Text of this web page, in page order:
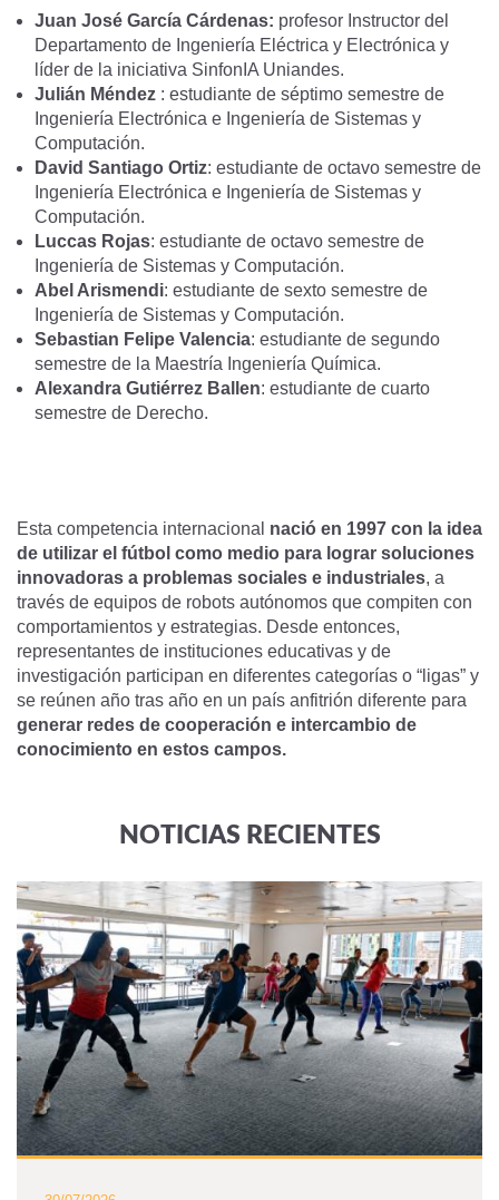
Juan José García Cárdenas: profesor Instructor del
Departamento de Ingeniería Eléctrica y Electrónica y
líder de la iniciativa SinfonIA Uniandes.
Julián Méndez : estudiante de séptimo semestre de
Ingeniería Electrónica e Ingeniería de Sistemas y
Computación.
David Santiago Ortiz: estudiante de octavo semestre de
Ingeniería Electrónica e Ingeniería de Sistemas y
Computación.
Luccas Rojas: estudiante de octavo semestre de
Ingeniería de Sistemas y Computación.
Abel Arismendi: estudiante de sexto semestre de
Ingeniería de Sistemas y Computación.
Sebastian Felipe Valencia: estudiante de segundo
semestre de la Maestría Ingeniería Química.
Alexandra Gutiérrez Ballen: estudiante de cuarto
semestre de Derecho.
Esta competencia internacional nació en 1997 con la idea
de utilizar el fútbol como medio para lograr soluciones
innovadoras a problemas sociales e industriales, a
través de equipos de robots autónomos que compiten con
comportamientos y estrategias. Desde entonces,
representantes de instituciones educativas y de
investigación participan en diferentes categorías o “ligas” y
se reúnen año tras año en un país anfitrión diferente para
generar redes de cooperación e intercambio de
conocimiento en estos campos.
NOTICIAS RECIENTES